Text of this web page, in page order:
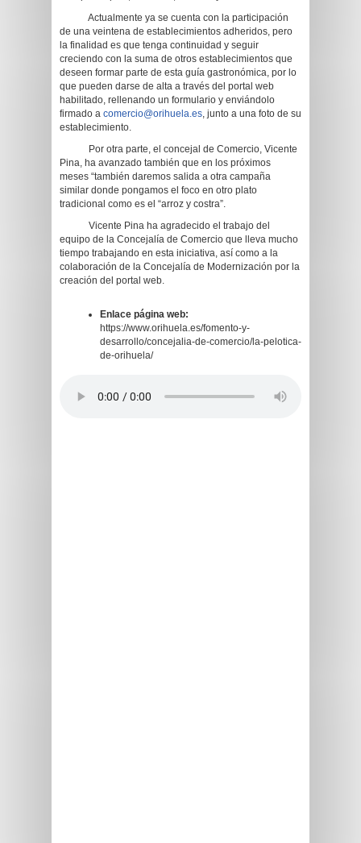
Actualmente ya se cuenta con la participación
de una veintena de establecimientos adheridos, pero
la finalidad es que tenga continuidad y seguir
creciendo con la suma de otros establecimientos que
deseen formar parte de esta guía gastronómica, por lo
que pueden darse de alta a través del portal web
habilitado, rellenando un formulario y enviándolo
firmado a comercio@orihuela.es, junto a una foto de su
establecimiento.
Por otra parte, el concejal de Comercio, Vicente
Pina, ha avanzado también que en los próximos
meses “también daremos salida a otra campaña
similar donde pongamos el foco en otro plato
tradicional como es el “arroz y costra”.
Vicente Pina ha agradecido el trabajo del
equipo de la Concejalía de Comercio que lleva mucho
tiempo trabajando en esta iniciativa, así como a la
colaboración de la Concejalía de Modernización por la
creación del portal web.
Enlace página web:
https://www.orihuela.es/fomento-y-
desarrollo/concejalia-de-comercio/la-pelotica-
de-orihuela/